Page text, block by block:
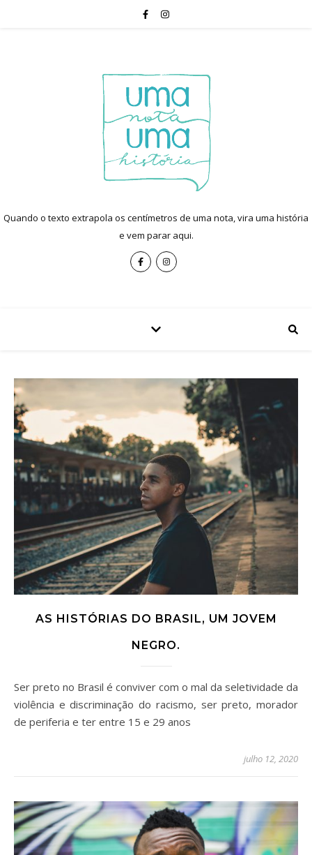
Quando o texto extrapola os centímetros de uma nota, vira uma história
e vem parar aqui.
AS HISTÓRIAS DO BRASIL, UM JOVEM
NEGRO.
Ser preto no Brasil é conviver com o mal da seletividade da
violência e discriminação do racismo, ser preto, morador
de periferia e ter entre 15 e 29 anos
julho 12, 2020